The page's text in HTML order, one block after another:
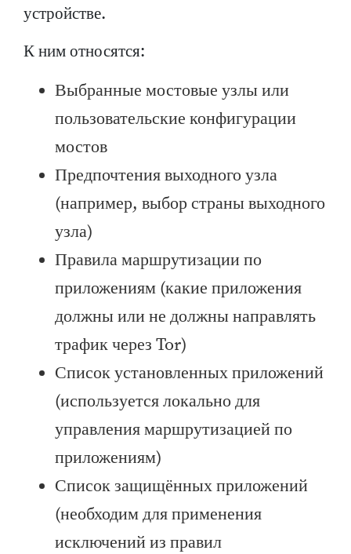
устройстве.
К ним относятся:
Выбранные мостовые узлы или
пользовательские конфигурации
мостов
Предпочтения выходного узла
(например, выбор страны выходного
узла)
Правила маршрутизации по
приложениям (какие приложения
должны или не должны направлять
трафик через Tor)
Список установленных приложений
(используется локально для
управления маршрутизацией по
приложениям)
Список защищённых приложений
(необходим для применения
исключений из правил